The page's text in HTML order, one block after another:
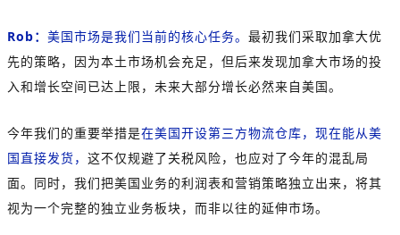
Rob： 美国市场是我们当前的核心任务。 最初我们采取加拿大优
先的策略，因为本土市场机会充足，但后来发现加拿大市场的投
入和增长空间已达上限，未来大部分增长必然来自美国。
今年我们的重要举措是在美国开设第三方物流仓库，现在能从美
国直接发货， 这不仅规避了关税风险，也应对了今年的混乱局
面。同时，我们把美国业务的利润表和营销策略独立出来，将其
视为一个完整的独立业务板块，而非以往的延伸市场。